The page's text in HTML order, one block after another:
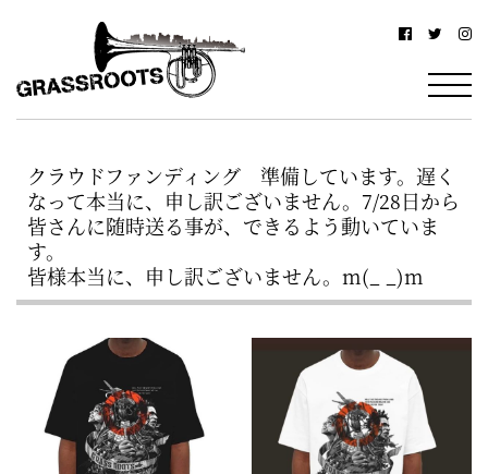
浜
グ
ス
ル
ー
ツ
YOKOHAMA
Grassroots
駅
北
西
口
か
ら
徒
分・
クラウドファンディング 準備しています。遅く
なって本当に、申し訳ございません。7/28日から
皆さんに随時送る事が、できるよう動いていま
す。
皆様本当に、申し訳ございません。m(_ _)m